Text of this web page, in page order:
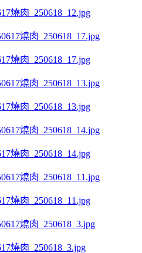
燒肉_250618_12.jpg
燒肉_250618_17.jpg
燒肉_250618_13.jpg
燒肉_250618_14.jpg
燒肉_250618_11.jpg
燒肉_250618_3.jpg